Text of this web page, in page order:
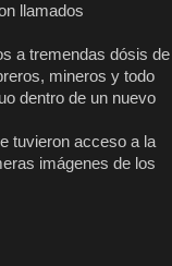
llamados
a tremendas dósis de
mineros y todo
dentro de un nuevo
tuvieron acceso a la
imágenes de los